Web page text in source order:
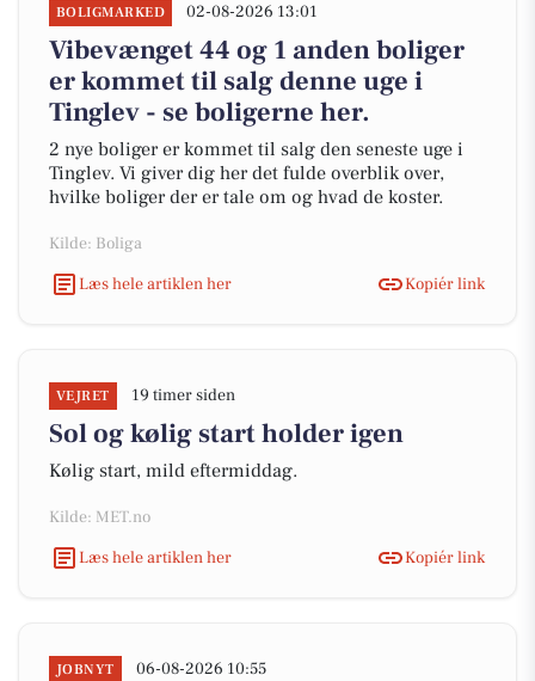
BOLIGMARKED 02-08-2026 13:01
Vibevænget 44 og 1 anden boliger
er kommet til salg denne uge i
Tinglev - se boligerne her.
2 nye boliger er kommet til salg den seneste uge i
Tinglev. Vi giver dig her det fulde overblik over,
hvilke boliger der er tale om og hvad de koster.
Kilde: Boliga
Læs hele artiklen her
Kopiér link
VEJRET 19 timer siden
Sol og kølig start holder igen
Kølig start, mild eftermiddag.
Kilde: MET.no
Læs hele artiklen her
Kopiér link
JOBNYT 06-08-2026 10:55